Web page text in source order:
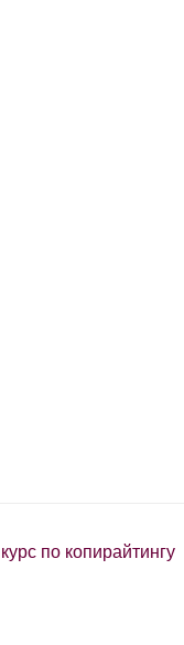
по копирайтингу